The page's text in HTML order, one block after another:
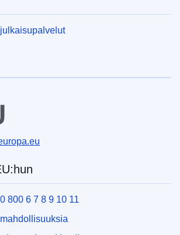
800 6 7 8 9 10 11